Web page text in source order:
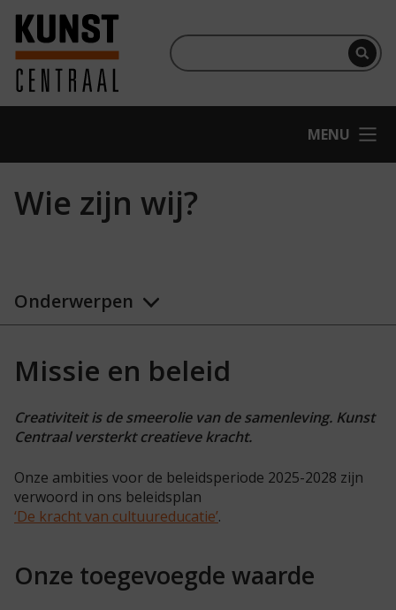
Ga naar hoofdinhoud
Terug naar homepage
OPEN
MENU
Wie zijn wij?
Onderwerpen
Missie en beleid
Creativiteit is de smeerolie van de samenleving. Kunst
Centraal versterkt creatieve kracht.
Onze ambities voor de beleidsperiode 2025-2028 zijn
verwoord in ons beleidsplan
‘De kracht van cultuureducatie’.
Onze toegevoegde waarde